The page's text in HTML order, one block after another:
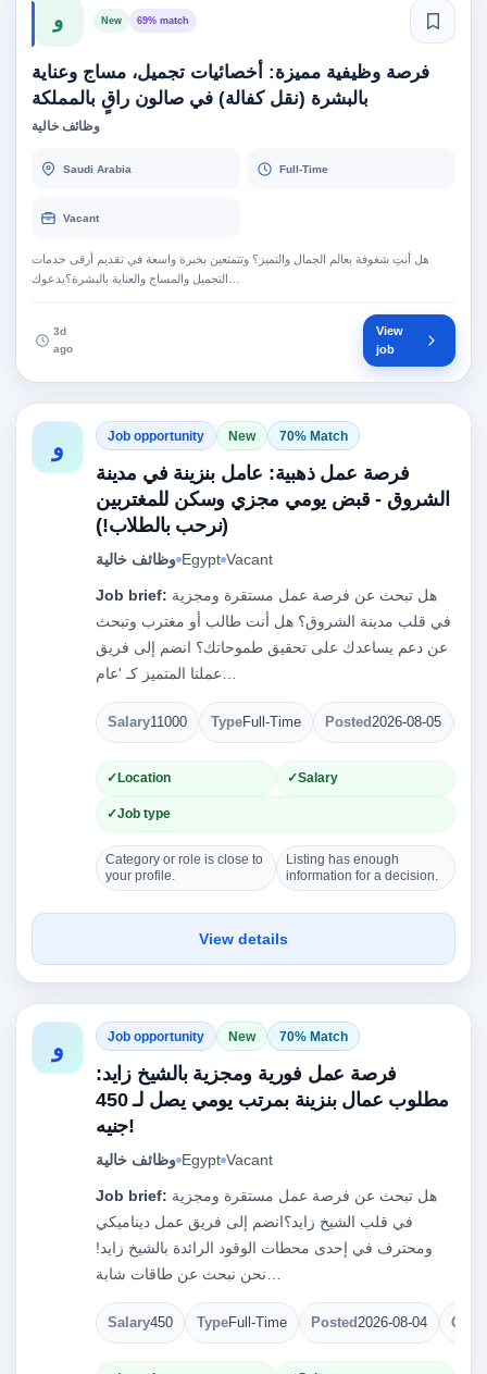
و New 69% match
فرصة وظيفية مميزة: أخصائيات تجميل، مساج وعناية
بالبشرة (نقل كفالة) في صالون راقٍ بالمملكة
وظائف خالية
Saudi Arabia Full-Time
Vacant
هل أنتِ شغوفة بعالم الجمال والتميز؟ وتتمتعين بخبرة واسعة في تقديم أرقى خدمات
3d
ago
View
job
و Job opportunity New 70% Match
فرصة عمل ذهبية: عامل بنزينة في مدينة
الشروق - قبض يومي مجزي وسكن للمغتربين
(نرحب بالطلاب!)
وظائف خالية Egypt Vacant
Job brief:
في قلب مدينة الشروق؟ هل أنت طالب أو مغترب وتبحث
عن دعم يساعدك على تحقيق طموحاتك؟ انضم إلى فريق
Salary11000 TypeFull-Time Posted2026-08-05
Location Salary
Job type
Category or role is close to
your profile.
Listing has enough
information for a decision.
View details
و Job opportunity New 70% Match
فرصة عمل فورية ومجزية بالشيخ زايد:
مطلوب عمال بنزينة بمرتب يومي يصل لـ 450
جنيه!
وظائف خالية Egypt Vacant
Job brief:
في قلب الشيخ زايد؟انضم إلى فريق عمل ديناميكي
ومحترف في إحدى محطات الوقود الرائدة بالشيخ زايد!
Salary450 TypeFull-Time Posted2026-08-04